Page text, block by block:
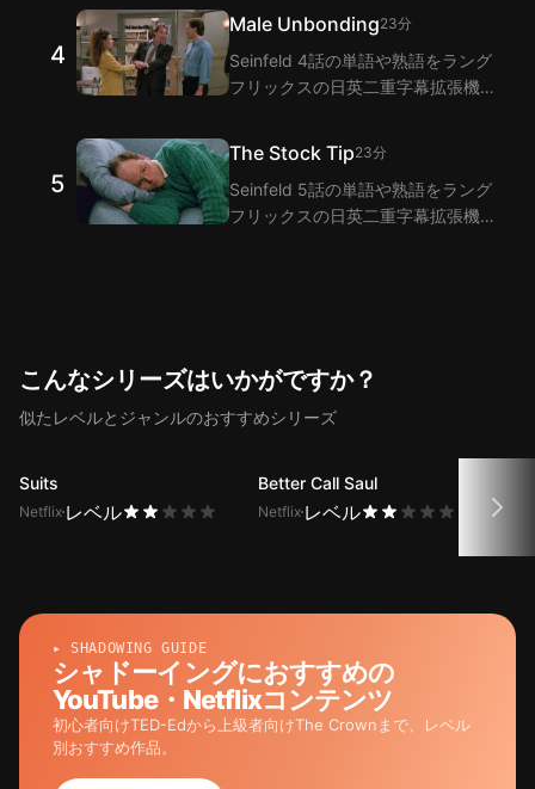
Seinfeld 3話のセリフの翻訳を提供
します。
4
Male Unbonding23分
Seinfeld 4話の単語や熟語をラング
フリックスの日英二重字幕拡張機能
Seinfeld 4話のセリフの翻訳を提供
します。
5
The Stock Tip23分
Seinfeld 5話の単語や熟語をラング
フリックスの日英二重字幕拡張機能
こんなシリーズはいかがですか？
似たレベルとジャンルのおすすめシリーズ
Suits
Netflix レベル
Better Call Saul
Netflix レベル
▸ SHADOWING GUIDE
シャドーイングにおすすめの
YouTube・Netflixコンテンツ
初心者向けTED-Edから上級者向けThe Crownまで、レベル
別おすすめ作品。